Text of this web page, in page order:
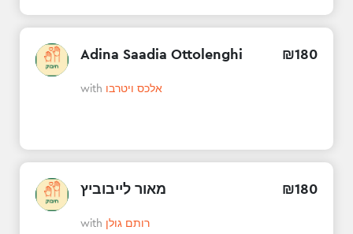
Adina Saadia Ottolenghi ₪180
with אלכס ויטרבו
מאור לייבוביץ ₪180
with רותם גולן